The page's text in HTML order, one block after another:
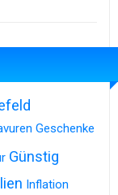
Geschenke
Günstig
Inflation